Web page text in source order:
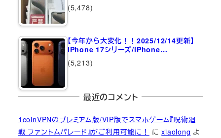
(5,478)
【今年から大変化！！2025/12/14更新】
iPhone 17シリーズ/iPhone…
(5,213)
最近のコメント
1coinVPNのプレミアム版/VIP版でスマホゲーム『呪術廻
戦 ファントムパレード』がご利用可能に！
にxiaolong よ